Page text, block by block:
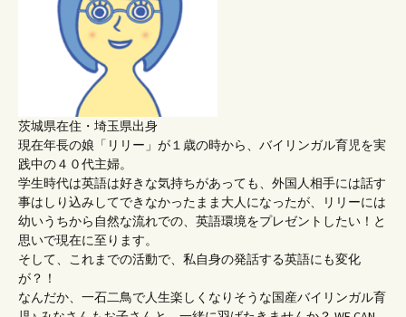
茨城県在住・埼玉県出身
現在年長の娘「リリー」が１歳の時から、バイリンガル育児を実
践中の４０代主婦。
学生時代は英語は好きな気持ちがあっても、外国人相手には話す
事はしり込みしてできなかったまま大人になったが、リリーには
幼いうちから自然な流れでの、英語環境をプレゼントしたい！と
思いで現在に至ります。
そして、これまでの活動で、私自身の発話する英語にも変化
が？！
なんだか、一石二鳥で人生楽しくなりそうな国産バイリンガル育